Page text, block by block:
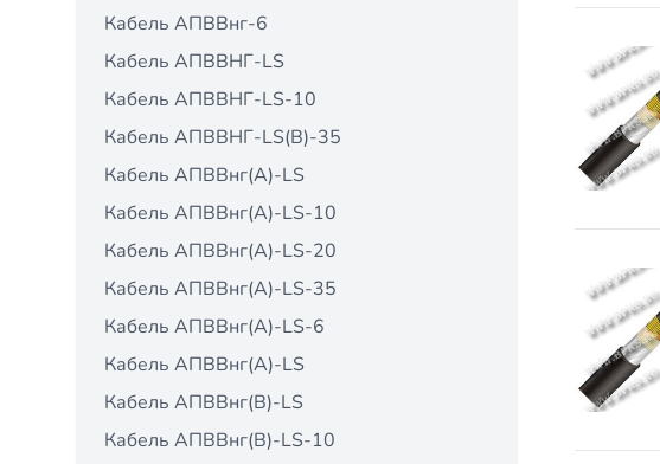
Кабель АПВВнг-6
Кабель АПВВНГ-LS
Кабель АПВВНГ-LS-10
Кабель АПВВНГ-LS(В)-35
Кабель АПВВнг(A)-LS
Кабель АПВВнг(A)-LS-10
Кабель АПВВнг(A)-LS-20
Кабель АПВВнг(A)-LS-35
Кабель АПВВнг(A)-LS-6
Кабель АПВВнг(А)-LS
Кабель АПВВнг(В)-LS
Кабель АПВВнг(В)-LS-10